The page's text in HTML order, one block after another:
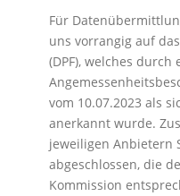
Für
uns vorrangig auf
(DPF), welches durch
vom 10.07.2023 als
anerkannt wurde.
jeweiligen Anbietern
abgeschlossen, die
Kommission